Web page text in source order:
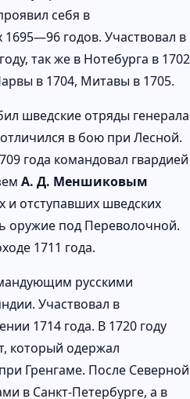
себя в
годов. Участвовал в
так же в Нотебурга в 1702
в 1704, Митавы в 1705.
шведские отряды генерала
в бою при Лесной.
года командовал гвардией
А. Д. Меншиковым
и отступавших шведских
оружие под Переволочной.
1711 года.
русскими
Участвовал в
1714 года. В 1720 году
который одержал
Гренгаме. После Северной
в Санкт-Петербурге, а в